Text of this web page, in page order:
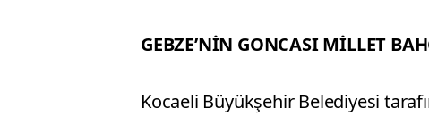
GEBZE’NİN GONCASI MİLLET
Kocaeli Büyükşehir Belediyesi